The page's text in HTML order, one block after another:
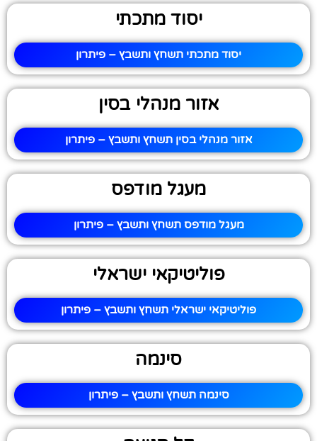
יסוד מתכתי
יסוד מתכתי תשחץ ותשבץ – פיתרון
אזור מנהלי בסין
אזור מנהלי בסין תשחץ ותשבץ – פיתרון
מעגל מודפס
מעגל מודפס תשחץ ותשבץ – פיתרון
פוליטיקאי ישראלי
פוליטיקאי ישראלי תשחץ ותשבץ – פיתרון
סינמה
סינמה תשחץ ותשבץ – פיתרון